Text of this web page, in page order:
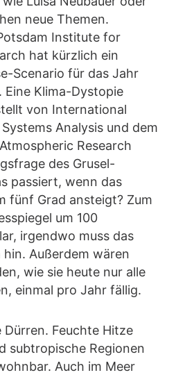
neue Themen.
Institute for
hat kürzlich ein
Scenario für das Jahr
Eine Klima-Dystopie
von International
Analysis und dem
Research
des Grusel-
passiert, wenn das
fünf Grad ansteigt? Zum
um 100
irgendwo muss das
hin. Außerdem wären
wie sie heute nur alle
einmal pro Jahr fällig.
Feuchte Hitze
subtropische Regionen
Auch im Meer